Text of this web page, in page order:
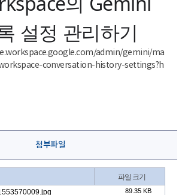
설정 관리하기
admin/gemini/ma
conversation-history-settings?h
첨부파일